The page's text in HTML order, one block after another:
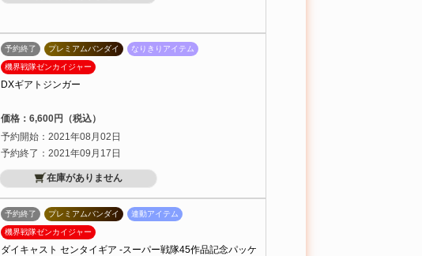
予約終了 プレミアムバンダイ なりきりアイテム
機界戦隊ゼンカイジャー
DXギアトジンガー
価格：6,600円（税込）
予約開始：2021年08月02日
予約終了：2021年09月17日
在庫がありません
予約終了 プレミアムバンダイ 連動アイテム
機界戦隊ゼンカイジャー
ダイキャスト センタイギア -スーパー戦隊45作品記念パッケ